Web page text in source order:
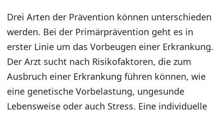
Drei Arten der Prävention können unterschieden
werden. Bei der Primärprävention geht es in
erster Linie um das Vorbeugen einer Erkrankung.
Der Arzt sucht nach Risikofaktoren, die zum
Ausbruch einer Erkrankung führen können, wie
eine genetische Vorbelastung, ungesunde
Lebensweise oder auch Stress. Eine individuelle